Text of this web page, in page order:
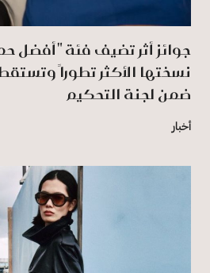
جوائز أثر تضيف فئة "أفضل
ضمن لجنة التحكيم
أخبار